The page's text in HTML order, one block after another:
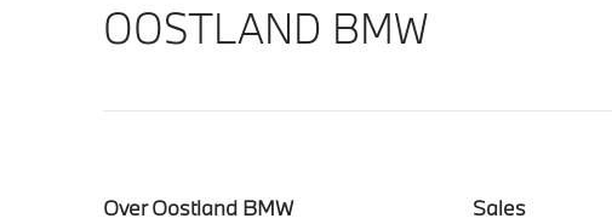
OOSTLAND BMW
Over Oostland BMW
Sales